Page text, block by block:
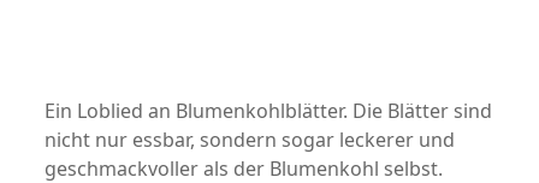
Ein Loblied an Blumenkohlblätter. Die Blätter sind
nicht nur essbar, sondern sogar leckerer und
geschmackvoller als der Blumenkohl selbst.